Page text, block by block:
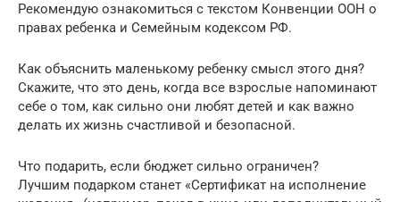
Рекомендую ознакомиться с текстом Конвенции ООН о
правах ребенка и Семейным кодексом РФ.
Как объяснить маленькому ребенку смысл этого дня?
Скажите, что это день, когда все взрослые напоминают
себе о том, как сильно они любят детей и как важно
делать их жизнь счастливой и безопасной.
Что подарить, если бюджет сильно ограничен?
Лучшим подарком станет «Сертификат на исполнение